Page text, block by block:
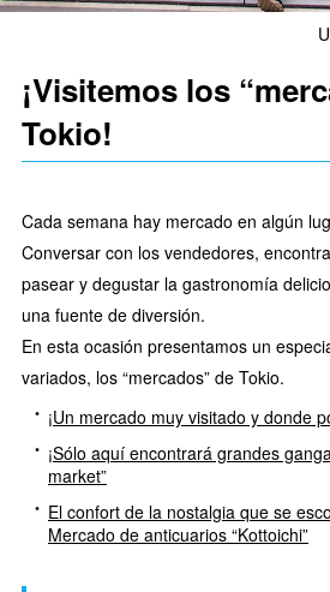
¡Visitemos los
Tokio!
Cada semana hay mercado en algún
Conversar con los vendedores,
pasear y degustar la gastronomía
una fuente de diversión.
En esta ocasión presentamos un
variados, los “mercados” de Tokio.
¡Un mercado muy visitado y donde
¡Sólo aquí encontrará grandes
market”
El confort de la nostalgia que se
Mercado de anticuarios “Kottoichi”